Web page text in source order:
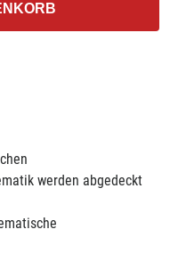
werden abgedeckt